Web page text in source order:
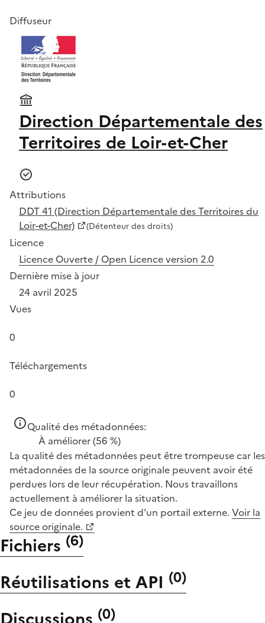
Diffuseur
Direction Départementale des
Territoires de Loir-et-Cher
Attributions
DDT 41 (Direction Départementale des Territoires du
Loir-et-Cher)
(Détenteur des droits)
Licence
Licence Ouverte / Open Licence version 2.0
Dernière mise à jour
24 avril 2025
Vues
0
Téléchargements
0
Qualité des métadonnées:
À améliorer(56 %)
La qualité des métadonnées peut être trompeuse car les
métadonnées de la source originale peuvent avoir été
perdues lors de leur récupération. Nous travaillons
actuellement à améliorer la situation.
Ce jeu de données provient d'un portail externe. Voir la
source originale.
Fichiers (6)
Réutilisations et API (0)
(0)